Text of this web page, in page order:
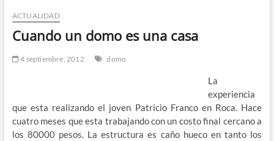
ú
ACTUALIDAD
Cuando un domo es una casa
4 septiembre, 2012 domo
La
experiencia
que esta realizando el joven Patricio Franco en Roca. Hace
cuatro meses que esta trabajando con un costo final cercano a
los 80000 pesos. La estructura es caño hueco en tanto los